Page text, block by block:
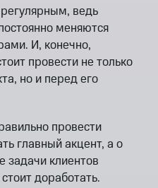
ведь
меняются
И, конечно,
провести не только
но и перед его
провести
главный акцент, а о
задачи клиентов
доработать.